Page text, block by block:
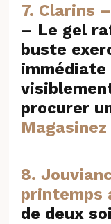
7. Clarins
– Le gel
buste
immédiate
procurer
Magasinez
8.
printemps
de deux